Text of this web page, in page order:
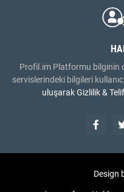
Profil.im Platformu bilginin
servislerindeki bilgileri
uluşarakGizlilik &
Design